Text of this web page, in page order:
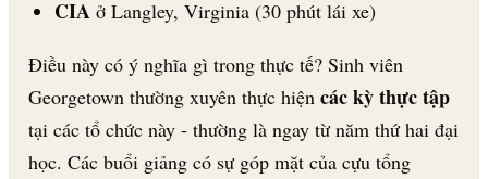
CIAở Langley, Virginia (30 phút lái xe)
Điều này có ý nghĩa gì trong thực tế? Sinh viên
Georgetown thường xuyên thực hiện các kỳ thực tập
tại các tổ chức này - thường là ngay từ năm thứ hai đại
học. Các buổi giảng có sự góp mặt của cựu tổng